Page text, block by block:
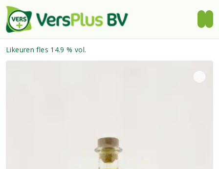
Likeuren fles 14.9 % vol.